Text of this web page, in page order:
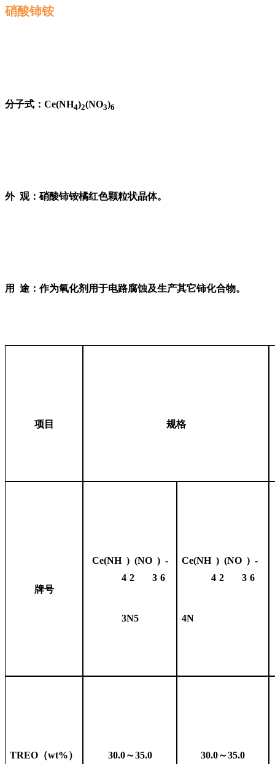
硝酸铈铵
分子式：Ce(NH4)2(NO3)6
外 观：硝酸铈铵橘红色颗粒状晶体。
用 途：作为氧化剂用于电路腐蚀及生产其它铈化合物。
项目 规格
牌号
Ce(NH
4
)
2
(NO
3
)
6
-
3N5
Ce(NH
4
)
2
(NO
3
)
6
-
4N
TREO（wt%） 30.0～35.0 30.0～35.0